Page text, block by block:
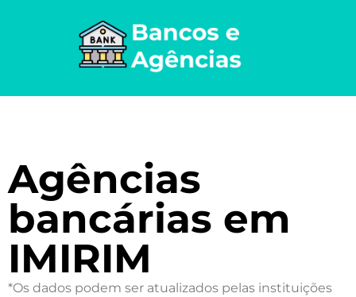
Agências
bancárias em
IMIRIM
*Os dados podem ser atualizados pelas instituições